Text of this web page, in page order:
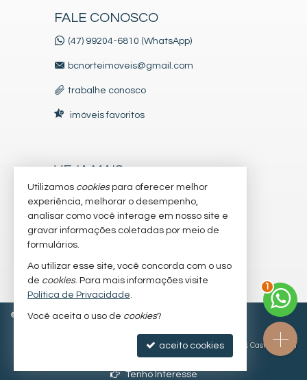
FALE CONOSCO
(47) 99204-6810 (WhatsApp)
bcnorteimoveis@gmail.com
trabalhe conosco
imóveis favoritos
VEJA MAIS
receba nosso newsletter
indicadores financeiros
cadastre seu imóvel
mapa de imóveis
© 2026 CRECI/SC 64.629-F Política de Privacidade
Site para imobiliárias: Castel Digital
Tenho Interesse
Utilizamos cookiespara oferecer melhor
experiência, melhorar o desempenho,
analisar como você interage em nosso site e
gravar informações coletadas por meio de
formulários.
Ao utilizar esse site, você concorda com o uso
de cookies. Para mais informações visite
Política de Privacidade.
Você aceita o uso de cookies?
aceito cookies